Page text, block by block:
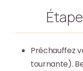
Préchauffez
tournante).